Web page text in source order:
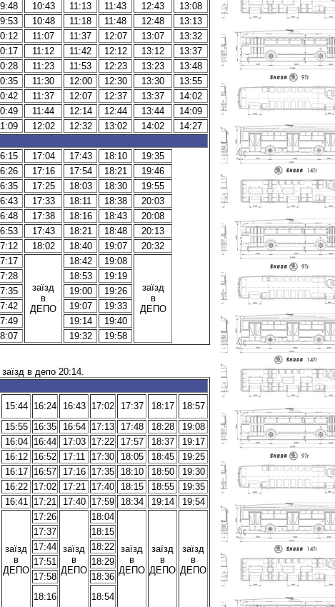
10:43 11:13 11:43 12:43
13:08
10:48 11:18 11:48 12:48
13:13
11:07 11:37 12:07 13:07
13:32
11:12 11:42 12:12 13:12
13:37
11:23 11:53 12:23 13:23
13:48
11:30 12:00 12:30 13:30
13:55
11:37 12:07 12:37 13:37
14:02
11:44 12:14 12:44 13:44
14:09
12:02 12:32 13:02 14:02
14:27
17:04 17:43 18:10
19:35
17:16 17:54 18:21
19:46
17:25 18:03 18:30
19:55
17:33 18:11 18:38
20:03
17:38 18:16 18:43
20:08
17:43 18:21 18:48
20:13
18:02 18:40 19:07
20:32
заїзд
в
ДЕПО
18:42 19:08
заїзд
в
ДЕПО
18:53
19:19
19:00
19:26
19:07
19:33
19:14
19:40
19:32 19:58
в депо 20:14.
15:44 16:24 16:43 17:02 17:37 18:17
18:57
15:55 16:35 16:54 17:13 17:48 18:28
19:08
16:04 16:44 17:03 17:22 17:57 18:37
19:17
16:12 16:52 17:11 17:30 18:05 18:45
19:25
16:17 16:57 17:16 17:35 18:10 18:50
19:30
16:22 17:02 17:21 17:40 18:15 18:55
19:35
16:41 17:21 17:40 17:59 18:34 19:14
19:54
заїзд
в
ДЕПО
17:26
заїзд
в
ДЕПО
18:04
заїзд
в
ДЕПО
заїзд
в
ДЕПО
заїзд
в
ДЕПО
17:37
18:15
17:44
18:22
17:51
18:29
17:58
18:36
18:16 18:54